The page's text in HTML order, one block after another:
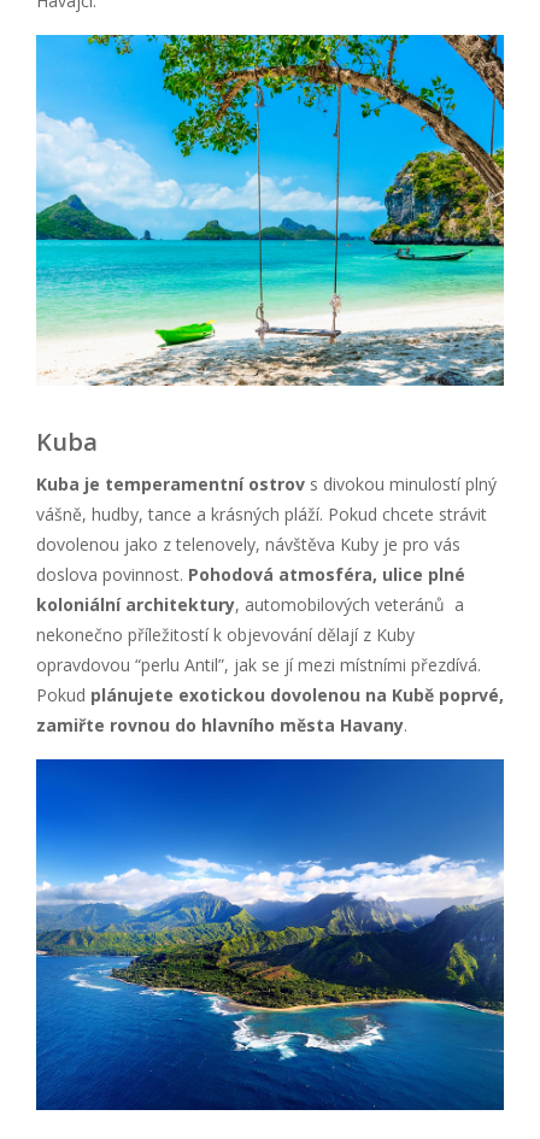
Kuba
Kuba je temperamentní ostrov s divokou minulostí plný
vášně, hudby, tance a krásných pláží. Pokud chcete strávit
dovolenou jako z telenovely, návštěva Kuby je pro vás
doslova povinnost. Pohodová atmosféra, ulice plné
koloniální architektury, automobilových veteránů a
nekonečno příležitostí k objevování dělají z Kuby
opravdovou “perlu Antil”, jak se jí mezi místními přezdívá.
Pokud plánujete exotickou dovolenou na Kubě poprvé,
zamiřte rovnou do hlavního města Havany.